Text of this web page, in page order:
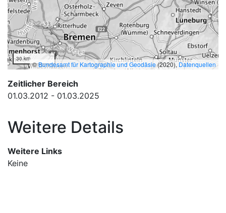
30 km
©Bundesamt für Kartographie und Geodäsie(2020),Datenquellen
Zeitlicher Bereich
01.03.2012 - 01.03.2025
Weitere Details
Weitere Links
Keine